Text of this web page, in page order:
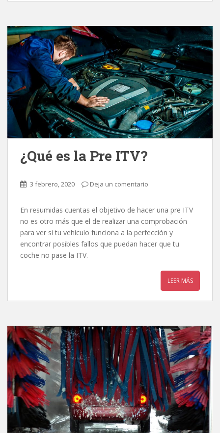
¿Qué es la Pre ITV?
3 febrero, 2020 Deja un comentario
En resumidas cuentas el objetivo de hacer una pre ITV
no es otro más que el de realizar una comprobación
para ver si tu vehículo funciona a la perfección y
encontrar posibles fallos que puedan hacer que tu
coche no pase la ITV.
LEER MÁS